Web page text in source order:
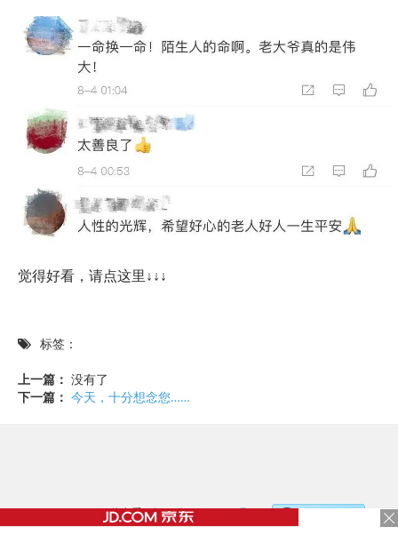
觉得好看，请点这里↓↓↓
标签：
上一篇： 没有了
下一篇： 今天，十分想念您……
©2017 - 2020 / 信息看 /粤ICP备17153186号-2，